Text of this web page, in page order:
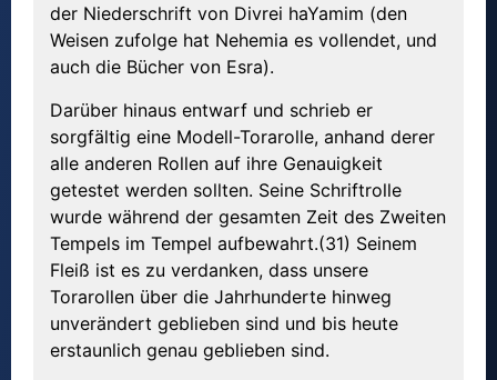
der Niederschrift von Divrei haYamim (den
Weisen zufolge hat Nehemia es vollendet, und
auch die Bücher von Esra).
Darüber hinaus entwarf und schrieb er
sorgfältig eine Modell-Torarolle, anhand derer
alle anderen Rollen auf ihre Genauigkeit
getestet werden sollten. Seine Schriftrolle
wurde während der gesamten Zeit des Zweiten
Tempels im Tempel aufbewahrt.(31) Seinem
Fleiß ist es zu verdanken, dass unsere
Torarollen über die Jahrhunderte hinweg
unverändert geblieben sind und bis heute
erstaunlich genau geblieben sind.